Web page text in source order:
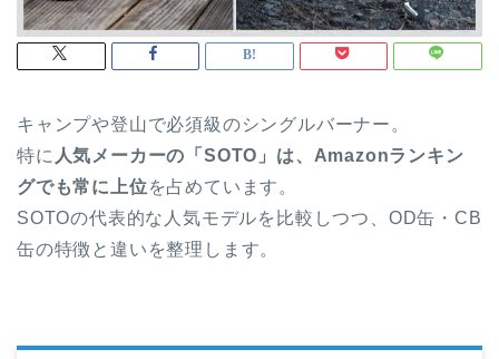
キャンプや登山で必須級のシングルバーナー。
特に 人気メーカーの「SOTO」は、Amazonランキン
グでも常に上位を占めています。
SOTOの代表的な人気モデルを比較しつつ、OD缶・CB
缶の特徴と違いを整理します。